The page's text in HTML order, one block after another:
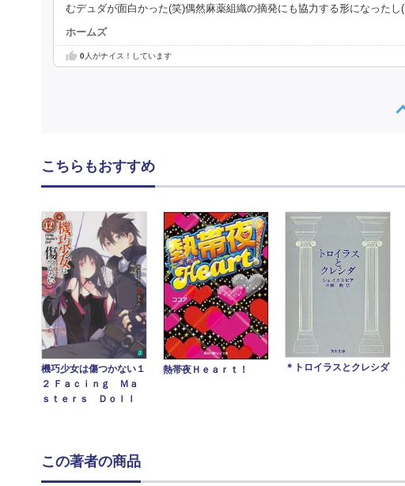
むデュダが面白かった(笑)偶然麻薬組織の摘発にも協力する形になったし(
ホームズ
0人がナイス！しています
こちらもおすすめ
機巧少女は傷つかない１
２ Ｆａｃｉｎｇ Ｍａ
ｓｔｅｒｓ Ｄｏｌｌ
熱帯夜Ｈｅａｒｔ！ ＊トロイラスとクレシダ
この著者の商品